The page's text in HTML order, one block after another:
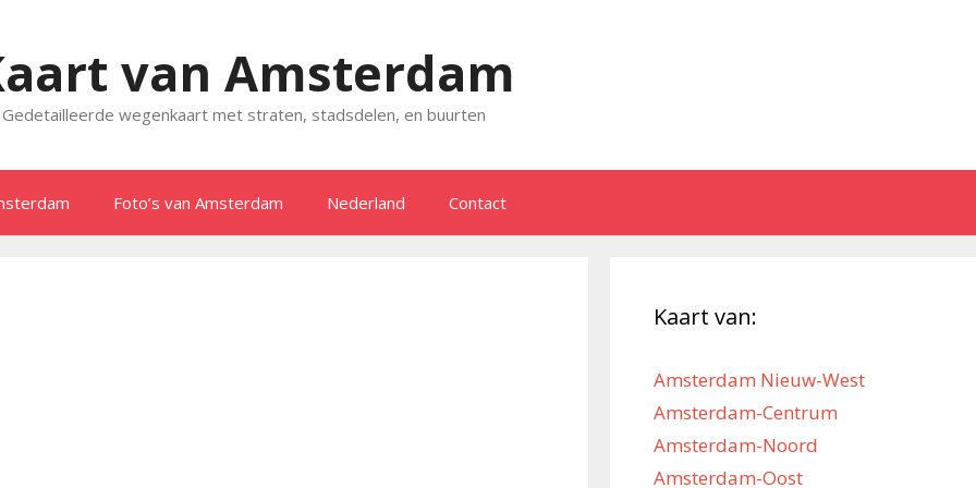
van Amsterdam
Gedetailleerde wegenkaart met straten, stadsdelen, en buurten
Foto’s van Amsterdam Nederland Contact
Kaart van:
Amsterdam Nieuw-West
Amsterdam-Centrum
Amsterdam-Noord
Amsterdam-Oost